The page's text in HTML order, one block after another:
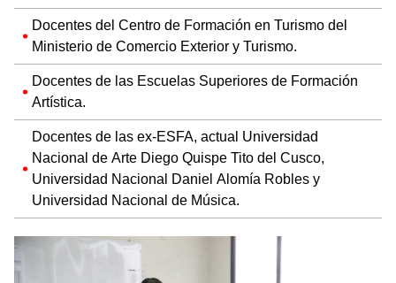
Docentes del Centro de Formación en Turismo del
Ministerio de Comercio Exterior y Turismo.
Docentes de las Escuelas Superiores de Formación
Artística.
Docentes de las ex-ESFA, actual Universidad
Nacional de Arte Diego Quispe Tito del Cusco,
Universidad Nacional Daniel Alomía Robles y
Universidad Nacional de Música.